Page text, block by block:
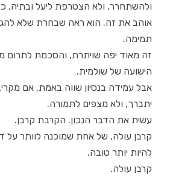
ולהשתחרר, ולא הצטרפת ליעל ובתיה,
אוהב את זה. הוא ראה שבחרת שלא
תמימה.
זה מאוד יפה שויתרת, והסכמת לתרום
הישועה של שולמית.
אבל עמידה בנסיון שווה באמת, אם
יתברך, ולא מצפים לתמורה.
עשית את הדבר הנכון. הקרבת קרבן.
קרבן עולה, של אחת שמוכנה לוותר על
להיות יותר טובה.
קרבן עולה.